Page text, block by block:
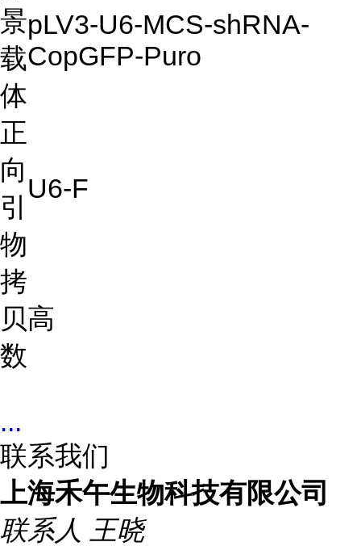
景
载
体
pLV3-U6-MCS-shRNA-
CopGFP-Puro
正
向
引
物
U6-F
拷
贝
数
高
...
联系我们
上海禾午生物科技有限公司
联系人 王晓